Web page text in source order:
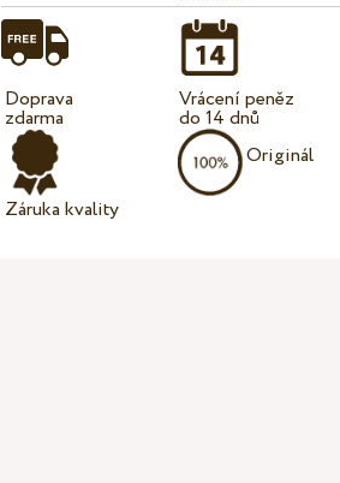
Doprava
zdarma
Záruka kvality
Vrácení peněz
do 14 dnů
Originál